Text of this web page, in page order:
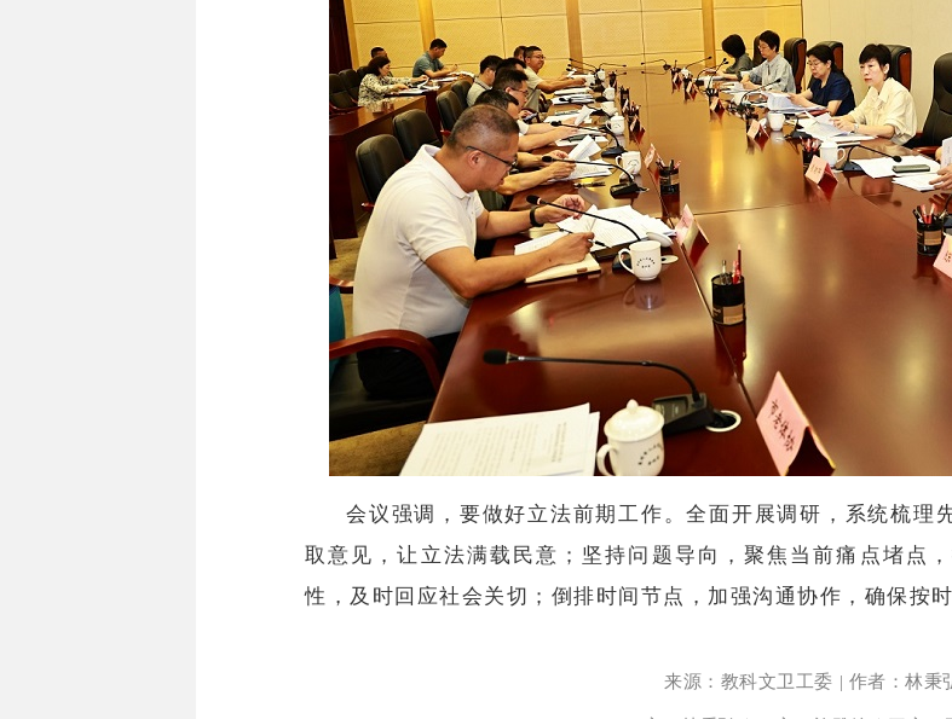
会议强调，要做好立法前期工作。全面开展调研，系统梳理
取意见，让立法满载民意；坚持问题导向，聚焦当前痛点堵点
性，及时回应社会关切；倒排时间节点，加强沟通协作，确保按
来源：教科文卫工委 | 作者：林秉